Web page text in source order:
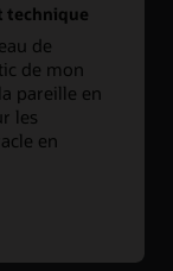
technique
de
de mon
pareille en
les
en